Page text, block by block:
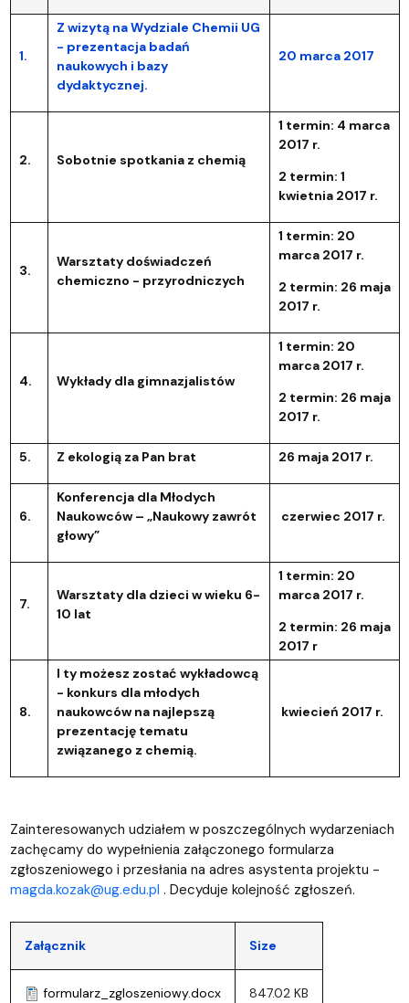
1.
Z wizytą na Wydziale Chemii UG
- prezentacja badań
naukowych i bazy
dydaktycznej.
20 marca 2017
2. Sobotnie spotkania z chemią
1 termin: 4 marca
2017 r.
2 termin: 1
kwietnia 2017 r.
3.
Warsztaty doświadczeń
chemiczno - przyrodniczych
1 termin: 20
marca 2017 r.
2 termin: 26 maja
2017 r.
4. Wykłady dla gimnazjalistów
1 termin: 20
marca 2017 r.
2 termin: 26 maja
2017 r.
5. Z ekologią za Pan brat 26 maja 2017 r.
6.
Konferencja dla Młodych
Naukowców – „Naukowy zawrót
głowy”
czerwiec 2017 r.
7.
Warsztaty dla dzieci w wieku 6-
10 lat
1 termin: 20
marca 2017 r.
2 termin: 26 maja
2017 r
8.
I ty możesz zostać wykładowcą
- konkurs dla młodych
naukowców na najlepszą
prezentację tematu
związanego z chemią.
kwiecień 2017 r.
Zainteresowanych udziałem w poszczególnych wydarzeniach
zachęcamy do wypełnienia załączonego formularza
zgłoszeniowego i przesłania na adres asystenta projektu -
magda.kozak@ug.edu.pl . Decyduje kolejność zgłoszeń.
Załącznik Size
formularz_zgloszeniowy.docx 847.02 KB